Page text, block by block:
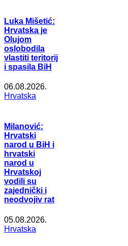
Luka Mišetić:
Hrvatska je
Olujom
oslobodila
vlastiti teritorij
i spasila BiH
06.08.2026.
Hrvatska
Milanović:
Hrvatski
narod u BiH i
hrvatski
narod u
Hrvatskoj
vodili su
zajednički i
neodvojiv rat
05.08.2026.
Hrvatska